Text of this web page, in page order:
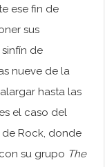
ese fin de
sus
de
nueve de la
hasta las
el caso del
Rock, donde
su grupo The